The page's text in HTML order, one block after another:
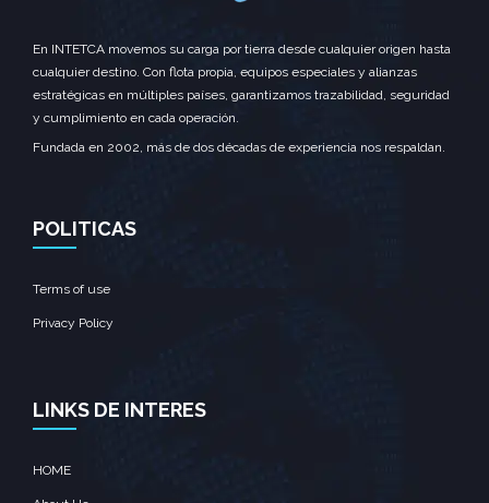
En INTETCA movemos su carga por tierra desde cualquier origen hasta
cualquier destino. Con flota propia, equipos especiales y alianzas
estratégicas en múltiples países, garantizamos trazabilidad, seguridad
y cumplimiento en cada operación.
Fundada en 2002, más de dos décadas de experiencia nos respaldan.
POLITICAS
Terms of use
Privacy Policy
LINKS DE INTERES
HOME